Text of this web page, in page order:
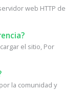
web HTTP de
el sitio, Por
la comunidad y